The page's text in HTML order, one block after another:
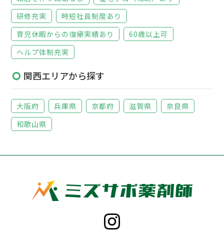
研修充実
時短社員制度あり
育児休暇からの復帰実績あり
60歳以上可
ヘルプ体制充実
関西エリアから探す
大阪府 兵庫県 京都府 滋賀県
奈良県
和歌山県